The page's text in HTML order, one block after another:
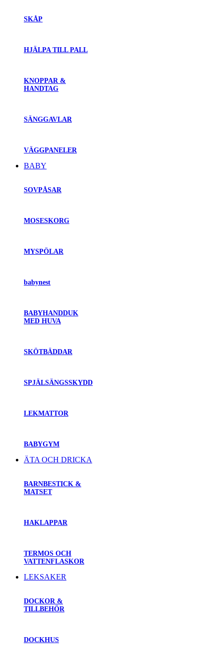
SKÅP
HJÄLPA TILL PALL
KNOPPAR &
HANDTAG
SÄNGGAVLAR
VÄGGPANELER
BABY
SOVPÅSAR
MOSESKORG
MYSPÖLAR
babynest
BABYHANDDUK
MED HUVA
SKÖTBÄDDAR
SPJÄLSÄNGSSKYDD
LEKMATTOR
BABYGYM
ÄTA OCH DRICKA
BARNBESTICK &
MATSET
HAKLAPPAR
TERMOS OCH
VATTENFLASKOR
LEKSAKER
DOCKOR &
TILLBEHÖR
DOCKHUS